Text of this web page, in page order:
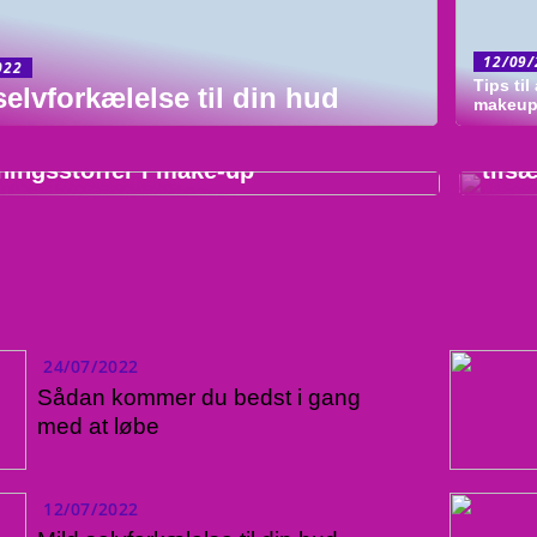
til din hud
12/09/
Tips til
i make-up
27/
24/07/2022
Sådan kommer du bedst i gang
med at løbe
12/07/2022